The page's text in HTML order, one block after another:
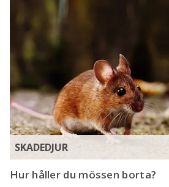
SKADEDJUR
Hur håller du mössen borta?